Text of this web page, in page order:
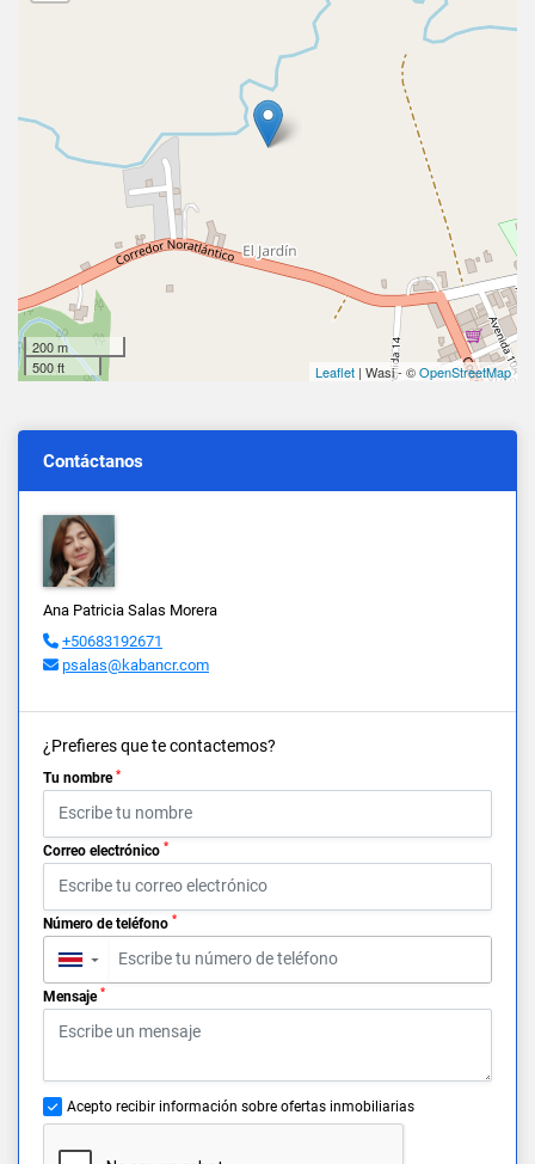
200 m
500 ft
Leaflet | Wasi - ©OpenStreetMap
Contáctanos
Ana Patricia Salas Morera
+50683192671
psalas@kabancr.com
¿Prefieres que te contactemos?
Tu nombre *
Correo electrónico *
Número de teléfono *
▼
Mensaje *
Acepto recibir información sobre ofertas inmobiliarias